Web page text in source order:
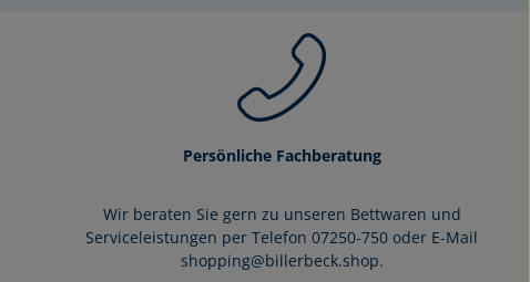
Persönliche Fachberatung
Wir beraten Sie gern zu unseren Bettwaren und
Serviceleistungen per Telefon 07250-750 oder E-Mail
shopping@billerbeck.shop.